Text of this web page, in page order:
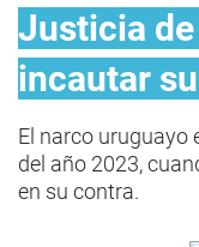
Justicia
incautar
El narco uruguayo
del año 2023,
en su contra.